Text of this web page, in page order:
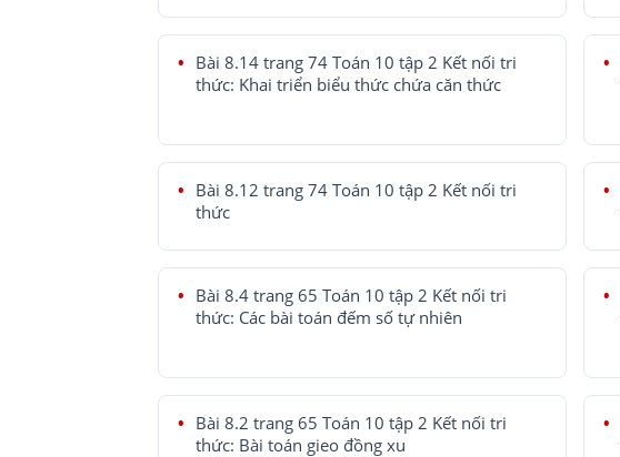
Bài 8.14 trang 74 Toán 10 tập 2 Kết nối tri
thức: Khai triển biểu thức chứa căn thức
Bài 8.12 trang 74 Toán 10 tập 2 Kết nối tri
thức
Bài 8.4 trang 65 Toán 10 tập 2 Kết nối tri
thức: Các bài toán đếm số tự nhiên
Bài 8.2 trang 65 Toán 10 tập 2 Kết nối tri
thức: Bài toán gieo đồng xu